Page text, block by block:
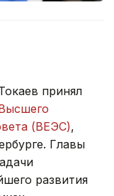
принял
(ВЕЭС),
Главы
развития